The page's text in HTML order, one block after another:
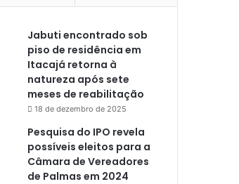
Jabuti encontrado sob
piso de residência em
Itacajá retorna à
natureza após sete
meses de reabilitação
18 de dezembro de 2025
Pesquisa do IPO revela
possíveis eleitos para a
Câmara de Vereadores
de Palmas em 2024